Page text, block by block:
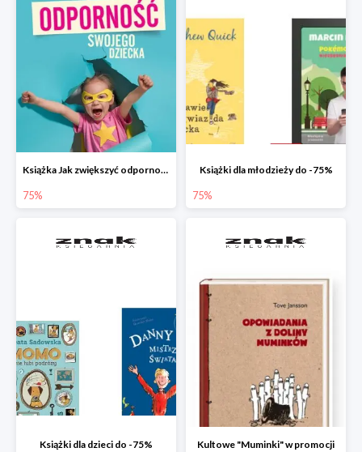
Książka Jak zwiększyć odporność swojego dziecka w promocji
75%
Książki dla młodzieży do -75%
75%
Książki dla dzieci do -75% Kultowe "Muminki" w promocji